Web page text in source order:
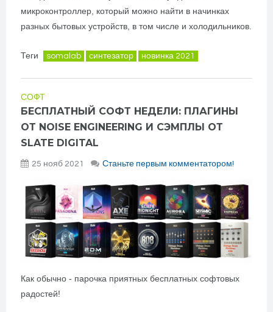
микроконтроллер, который можно найти в начинках
разных бытовых устройств, в том числе и холодильников.
Теги somalab синтезатор новинка 2021
СОФТ
БЕСПЛАТНЫЙ СОФТ НЕДЕЛИ: ПЛАГИНЫ
ОТ NOISE ENGINEERING И СЭМПЛЫ ОТ
SLATE DIGITAL
25 нояб 2021 Станьте первым комментатором!
Как обычно - парочка приятных бесплатных софтовых
радостей!